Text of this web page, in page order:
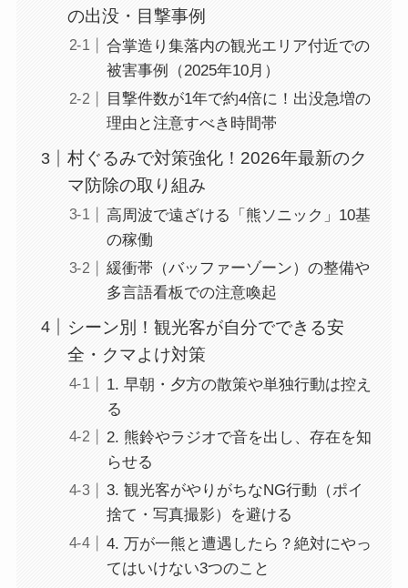
の出没・目撃事例
合掌造り集落内の観光エリア付近での
被害事例（2025年10月）
目撃件数が1年で約4倍に！出没急増の
理由と注意すべき時間帯
村ぐるみで対策強化！2026年最新のク
マ防除の取り組み
高周波で遠ざける「熊ソニック」10基
の稼働
緩衝帯（バッファーゾーン）の整備や
多言語看板での注意喚起
シーン別！観光客が自分でできる安
全・クマよけ対策
1. 早朝・夕方の散策や単独行動は控え
る
2. 熊鈴やラジオで音を出し、存在を知
らせる
3. 観光客がやりがちなNG行動（ポイ
捨て・写真撮影）を避ける
4. 万が一熊と遭遇したら？絶対にやっ
てはいけない3つのこと